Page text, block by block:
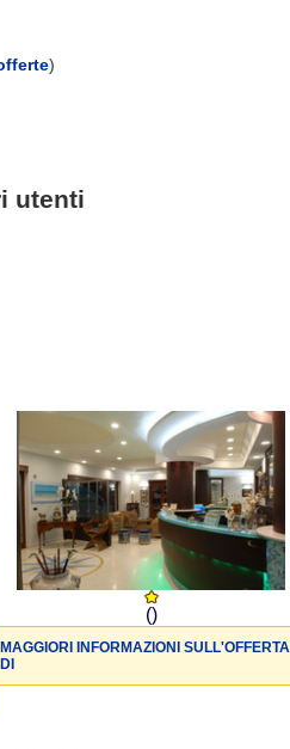
)
utenti
()
MAGGIORI INFORMAZIONI SULL'OFFERTA
DI